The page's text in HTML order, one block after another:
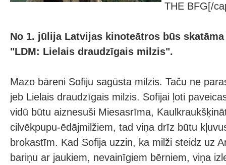
THE BFG[/
No 1. jūlija Latvijas kinoteātros būs
"LDM: Lielais draudzīgais milzis".
Mazo bāreni Sofiju sagūsta milzis. Taču ne
jeb Lielais draudzīgais milzis. Sofijai ļoti
vidū būtu aiznesuši Miesasrīma,
cilvēkpupu-ēdājmilžiem, tad viņa drīz būtu
brokastīm. Kad Sofija uzzin, ka milži steidz uz
bariņu ar jaukiem, nevainīgiem bērniem, viņa